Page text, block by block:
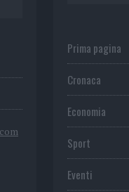
Prima pagina
Cronaca
Economia
Sport
Eventi